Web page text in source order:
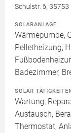
Schulstr. 6,
SOLARANLAGE
Wärmepumpe,
Pelletheizung,
Badezimmer,
SOLAR
Wartung,
Austausch,
Thermostat,